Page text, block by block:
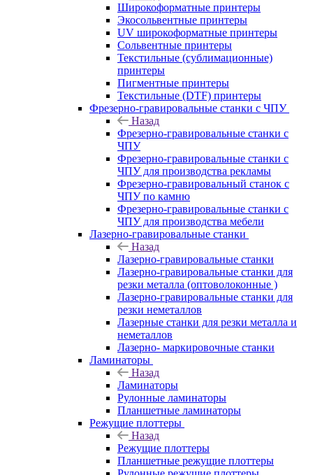
Широкоформатные принтеры
Экосольвентные принтеры
UV широкоформатные принтеры
Сольвентные принтеры
Текстильные (сублимационные)
принтеры
Пигментные принтеры
Текстильные (DTF) принтеры
Фрезерно-гравировальные станки с ЧПУ
Назад
Фрезерно-гравировальные станки с
ЧПУ
Фрезерно-гравировальные станки с
ЧПУ для производства рекламы
Фрезерно-гравировальный станок с
ЧПУ по камню
Фрезерно-гравировальные станки с
ЧПУ для производства мебели
Лазерно-гравировальные станки
Назад
Лазерно-гравировальные станки
Лазерно-гравировальные станки для
резки металла (оптоволоконные )
Лазерно-гравировальные станки для
резки неметаллов
Лазерные станки для резки металла и
неметаллов
Лазерно- маркировочные станки
Ламинаторы
Назад
Ламинаторы
Рулонные ламинаторы
Планшетные ламинаторы
Режущие плоттеры
Назад
Режущие плоттеры
Планшетные режущие плоттеры